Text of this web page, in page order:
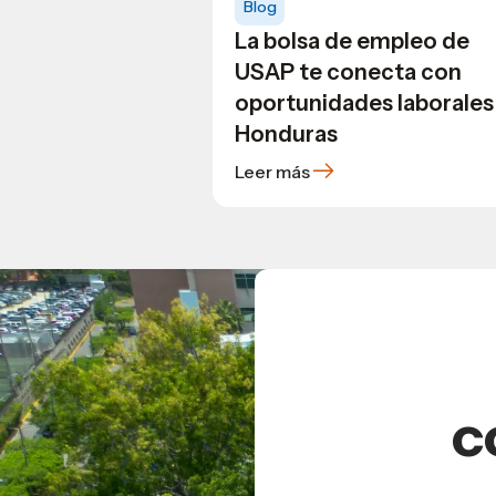
Blog
La bolsa de empleo de
USAP te conecta con
oportunidades
Honduras
Leer más